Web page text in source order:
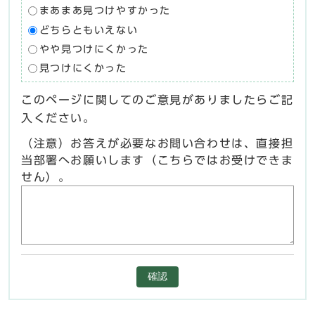
まあまあ見つけやすかった
どちらともいえない
やや見つけにくかった
見つけにくかった
このページに関してのご意見がありましたらご記
入ください。
（注意）お答えが必要なお問い合わせは、直接担
当部署へお願いします（こちらではお受けできま
せん）。
確認